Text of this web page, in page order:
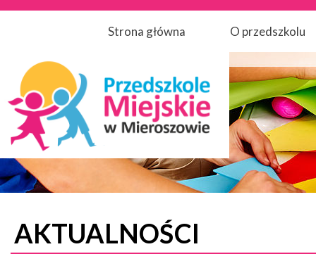
Strona główna O przedszkolu
AKTUALNOŚCI